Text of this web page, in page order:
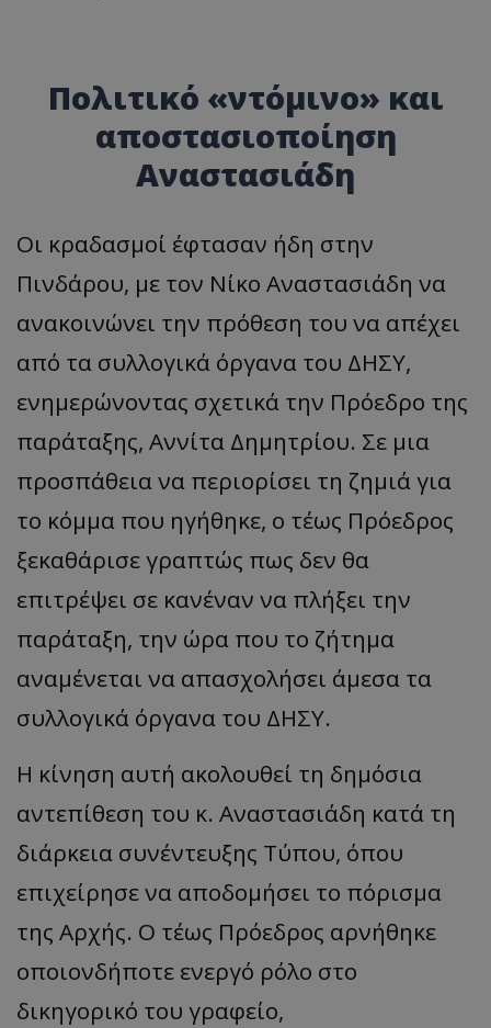
Πολιτικό «ντόμινο» και
αποστασιοποίηση
Αναστασιάδη
Οι κραδασμοί έφτασαν ήδη στην
Πινδάρου, με τον Νίκο Αναστασιάδη να
ανακοινώνει την πρόθεση του να απέχει
από τα συλλογικά όργανα του ΔΗΣΥ,
ενημερώνοντας σχετικά την Πρόεδρο της
παράταξης, Αννίτα Δημητρίου. Σε μια
προσπάθεια να περιορίσει τη ζημιά για
το κόμμα που ηγήθηκε, ο τέως Πρόεδρος
ξεκαθάρισε γραπτώς πως δεν θα
επιτρέψει σε κανέναν να πλήξει την
παράταξη, την ώρα που το ζήτημα
αναμένεται να απασχολήσει άμεσα τα
συλλογικά όργανα του ΔΗΣΥ.
Η κίνηση αυτή ακολουθεί τη δημόσια
αντεπίθεση του κ. Αναστασιάδη κατά τη
διάρκεια συνέντευξης Τύπου, όπου
επιχείρησε να αποδομήσει το πόρισμα
της Αρχής. Ο τέως Πρόεδρος αρνήθηκε
οποιονδήποτε ενεργό ρόλο στο
δικηγορικό του γραφείο,